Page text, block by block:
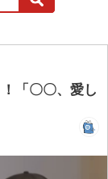
「〇〇、愛し